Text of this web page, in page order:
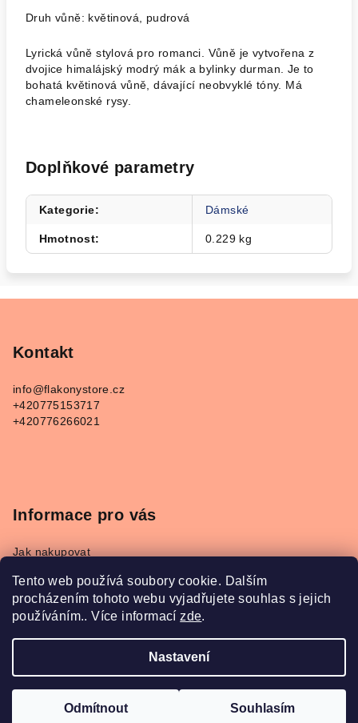
Tento web používá soubory cookie. Dalším
procházením tohoto webu vyjadřujete souhlas s jejich
používáním.. Více informacízde.
Nastavení
Odmítnout Souhlasím
Druh vůně: květinová, pudrová
Lyrická vůně stylová pro romanci. Vůně je vytvořena z
dvojice himalájský modrý mák a bylinky durman. Je to
bohatá květinová vůně, dávající neobvyklé tóny. Má
chameleonské rysy.
Doplňkové parametry
Kategorie: Dámské
Hmotnost: 0.229 kg
Kontakt
info@flakonystore.cz
+420775153717
+420776266021
Informace pro vás
Jak nakupovat
Podmínky ochrany osobních údajů
Napište nám
vyhrazena.